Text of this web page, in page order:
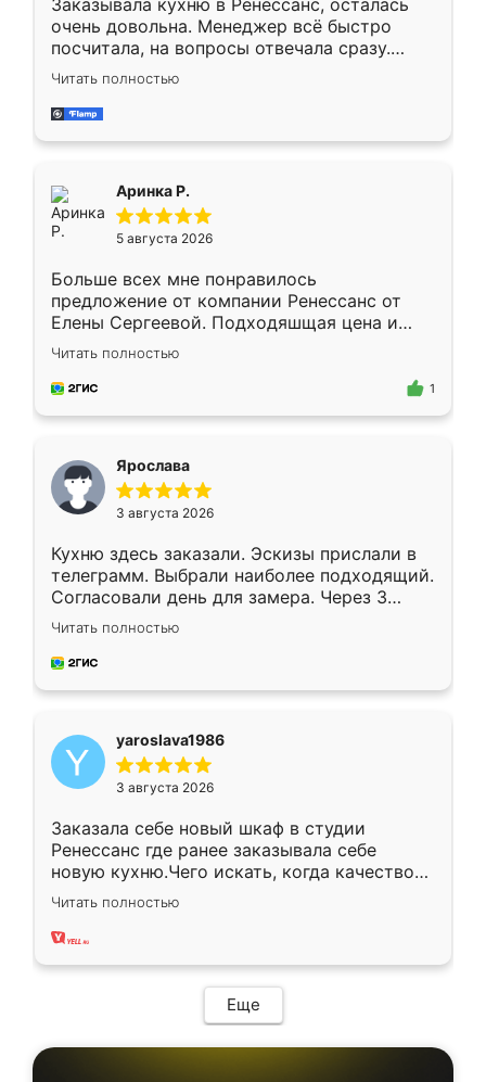
Заказывала кухню в Ренессанс, осталась
очень довольна. Менеджер всё быстро
посчитала, на вопросы отвечала сразу.
Замерщик приехал в субботу, подошёл к
делу со всей ответственностью. Собрали
за день, ребята работали аккуратно, даже
Читать полностью
Аринка Р.
5 августа 2026
Больше всех мне понравилось
предложение от компании Ренессанс от
Елены Сергеевой. Подходяшщая цена и
короткие сроки изготовления. Приехавший
для замера сотрудник Владислав
предложил по моему эскизу самый
Читать полностью
1
Ярослава
3 августа 2026
Кухню здесь заказали. Эскизы прислали в
телеграмм. Выбрали наиболее подходящий.
Согласовали день для замера. Через 3
недели кухня была уже готова. Остались
довольны работой. Спасибо Ренессанс
мебель за качественную работу!
Читать полностью
yaroslava1986
3 августа 2026
Заказала себе новый шкаф в студии
Ренессанс где ранее заказывала себе
новую кухню.Чего искать, когда качеством
вполне довольна. Служит кухня уже почти
два года, нареканий нет.
Читать полностью
Еще